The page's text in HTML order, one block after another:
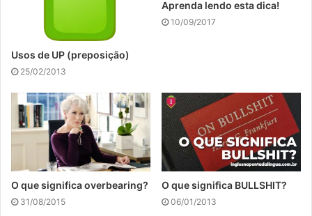
Usos de UP (preposição)
25/02/2013
Aprenda lendo esta dica!
10/09/2017
O que significa overbearing?
31/08/2015
O que significa BULLSHIT?
06/01/2013